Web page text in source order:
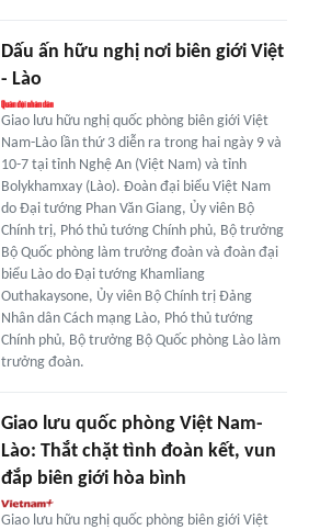
Dấu ấn hữu nghị nơi biên giới Việt
- Lào
Giao lưu hữu nghị quốc phòng biên giới Việt
Nam-Lào lần thứ 3 diễn ra trong hai ngày 9 và
10-7 tại tỉnh Nghệ An (Việt Nam) và tỉnh
Bolykhamxay (Lào). Đoàn đại biểu Việt Nam
do Đại tướng Phan Văn Giang, Ủy viên Bộ
Chính trị, Phó thủ tướng Chính phủ, Bộ trưởng
Bộ Quốc phòng làm trưởng đoàn và đoàn đại
biểu Lào do Đại tướng Khamliang
Outhakaysone, Ủy viên Bộ Chính trị Đảng
Nhân dân Cách mạng Lào, Phó thủ tướng
Chính phủ, Bộ trưởng Bộ Quốc phòng Lào làm
trưởng đoàn.
Giao lưu quốc phòng Việt Nam-
Lào: Thắt chặt tình đoàn kết, vun
đắp biên giới hòa bình
Giao lưu hữu nghị quốc phòng biên giới Việt